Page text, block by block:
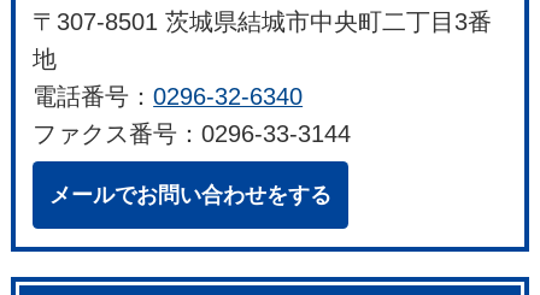
〒307-8501 茨城県結城市中央町二丁目3番
地
電話番号：0296-32-6340
ファクス番号：0296-33-3144
メールでお問い合わせをする